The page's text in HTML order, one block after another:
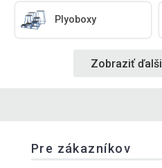
Plyoboxy
Zobraziť
Pre zákazníkov